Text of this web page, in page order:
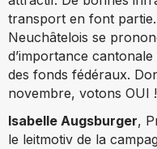
transport en font
Neuchâtelois se
d’importance
des fonds fédéraux.
novembre, votons OUI
Isabelle Augsburger,
le leitmotiv de la